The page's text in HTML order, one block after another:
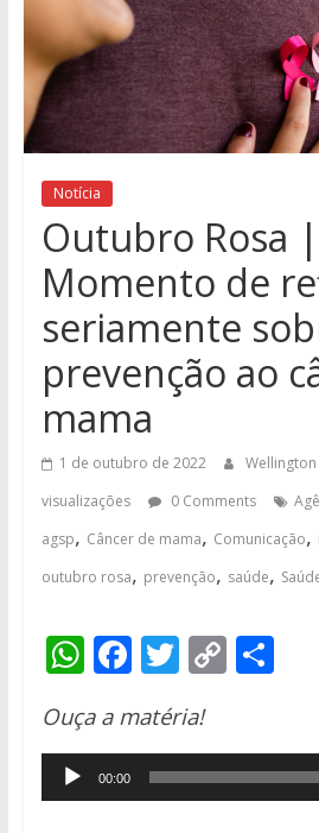
Notícia
Outubro Rosa |
Momento de
seriamente
prevenção ao
mama
1 de outubro de 2022
visualizações
0 Comments
agsp, Câncer de mama, Comunicação,
outubro rosa, prevenção, saúde,
W
at
s
A
F
e
b
o
T
itt
er
C
y
Li
S
e
Ouça a matéria!
Tocador
de
00:00